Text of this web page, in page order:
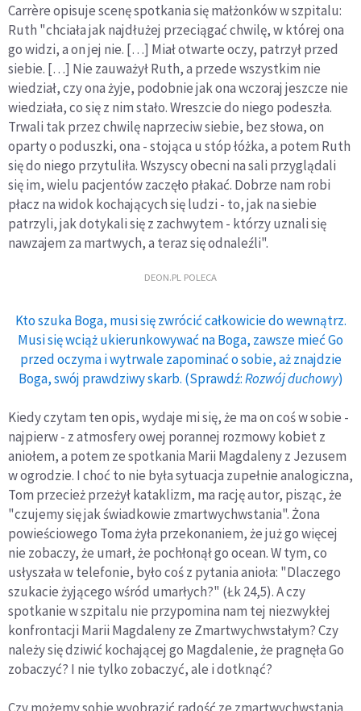
Carrère opisuje scenę spotkania się małżonków w szpitalu:
Ruth "chciała jak najdłużej przeciągać chwilę, w której ona
go widzi, a on jej nie. […] Miał otwarte oczy, patrzył przed
siebie. […] Nie zauważył Ruth, a przede wszystkim nie
wiedział, czy ona żyje, podobnie jak ona wczoraj jeszcze nie
wiedziała, co się z nim stało. Wreszcie do niego podeszła.
Trwali tak przez chwilę naprzeciw siebie, bez słowa, on
oparty o poduszki, ona - stojąca u stóp łóżka, a potem Ruth
się do niego przytuliła. Wszyscy obecni na sali przyglądali
się im, wielu pacjentów zaczęło płakać. Dobrze nam robi
płacz na widok kochających się ludzi - to, jak na siebie
patrzyli, jak dotykali się z zachwytem - którzy uznali się
nawzajem za martwych, a teraz się odnaleźli".
DEON.PL POLECA
Kto szuka Boga, musi się zwrócić całkowicie do wewnątrz.
Musi się wciąż ukierunkowywać na Boga, zawsze mieć Go
przed oczyma i wytrwale zapominać o sobie, aż znajdzie
Boga, swój prawdziwy skarb. (Sprawdź:Rozwój duchowy)
Kiedy czytam ten opis, wydaje mi się, że ma on coś w sobie -
najpierw - z atmosfery owej porannej rozmowy kobiet z
aniołem, a potem ze spotkania Marii Magdaleny z Jezusem
w ogrodzie. I choć to nie była sytuacja zupełnie analogiczna,
Tom przecież przeżył kataklizm, ma rację autor, pisząc, że
"czujemy się jak świadkowie zmartwychwstania". Żona
powieściowego Toma żyła przekonaniem, że już go więcej
nie zobaczy, że umarł, że pochłonął go ocean. W tym, co
usłyszała w telefonie, było coś z pytania anioła: "Dlaczego
szukacie żyjącego wśród umarłych?" (Łk 24,5). A czy
spotkanie w szpitalu nie przypomina nam tej niezwykłej
konfrontacji Marii Magdaleny ze Zmartwychwstałym? Czy
należy się dziwić kochającej go Magdalenie, że pragnęła Go
zobaczyć? I nie tylko zobaczyć, ale i dotknąć?
Czy możemy sobie wyobrazić radość ze zmartwychwstania